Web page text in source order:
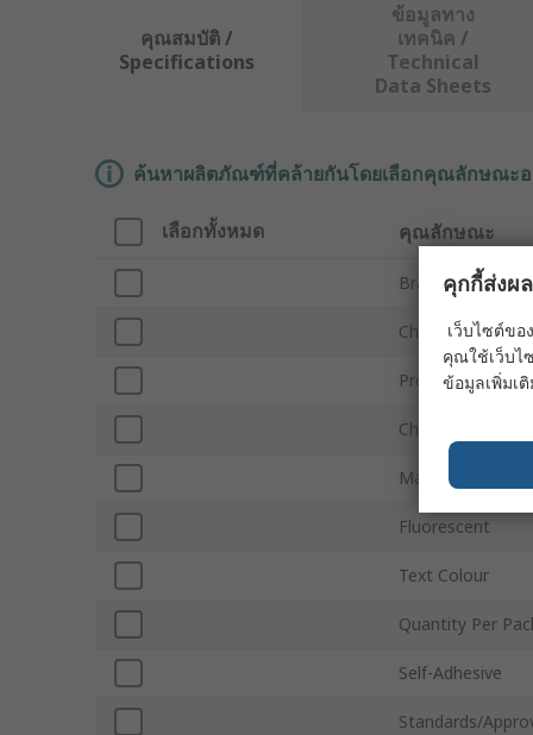
คุณสมบัติ /
Specifications
ข้อมูลทาง
เทคนิค /
Technical
Data Sheets
ค้นหาผลิตภัณฑ์ที่คล้ายกันโดยเลือกคุณลักษณะอ
เลือกทั้งหมด คุณลักษณะ
Brand
Character Types
Product Type
Character Height
Material
Fluorescent
Text Colour
Quantity Per
Self-Adhesive
Standards/
คุกกี้ส่งผ
เว็บไซต์ข
คุณใช้เว็บไ
ข้อมูลเพิ่มเ